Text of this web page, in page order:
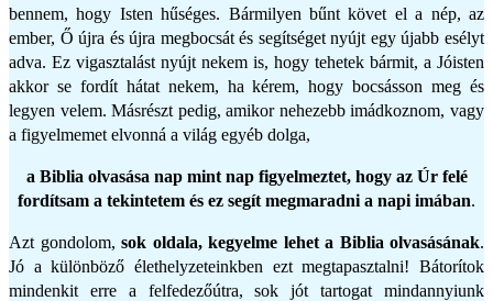
bennem, hogy Isten hűséges. Bármilyen bűnt követ el a nép, az
ember, Ő újra és újra megbocsát és segítséget nyújt egy újabb esélyt
adva. Ez vigasztalást nyújt nekem is, hogy tehetek bármit, a Jóisten
akkor se fordít hátat nekem, ha kérem, hogy bocsásson meg és
legyen velem. Másrészt pedig, amikor nehezebb imádkoznom, vagy
a figyelmemet elvonná a világ egyéb dolga,
a Biblia olvasása nap mint nap figyelmeztet, hogy az Úr felé
fordítsam a tekintetem és ez segít megmaradni a napi imában.
Azt gondolom, sok oldala, kegyelme lehet a Biblia olvasásának.
Jó a különböző élethelyzeteinkben ezt megtapasztalni! Bátorítok
mindenkit erre a felfedezőútra, sok jót tartogat mindannyiunk